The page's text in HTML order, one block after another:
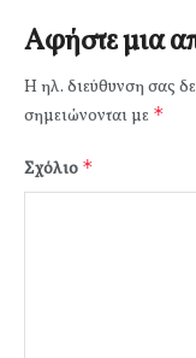
Αφήστε μια
Η ηλ. διεύθυνση σας
σημειώνονται με *
Σχόλιο *